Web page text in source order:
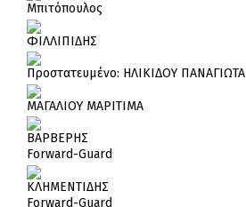
Μπιτόπουλος
ΦΙΛΛΙΠΙΔΗΣ
Πρoστατευμένο: ΗΛΙΚΙΔΟΥ ΠΑΝΑΓΙΩΤΑ
ΜΑΓΑΛΙΟΥ ΜΑΡΙΤΙΜΑ
ΒΑΡΒΕΡΗΣ
Forward-Guard
ΚΛΗΜΕΝΤΙΔΗΣ
Forward-Guard